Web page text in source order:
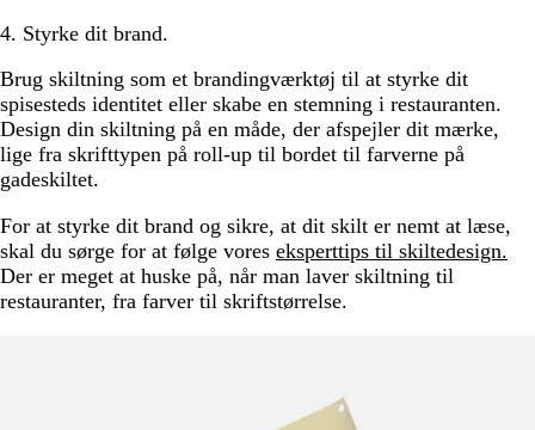
4. Styrke dit brand.
Brug skiltning som et brandingværktøj til at styrke dit
spisesteds identitet eller skabe en stemning i restauranten.
Design din skiltning på en måde, der afspejler dit mærke,
lige fra skrifttypen på roll-up til bordet til farverne på
gadeskiltet.
For at styrke dit brand og sikre, at dit skilt er nemt at læse,
skal du sørge for at følge vores eksperttips til skiltedesign.
Der er meget at huske på, når man laver skiltning til
restauranter, fra farver til skriftstørrelse.